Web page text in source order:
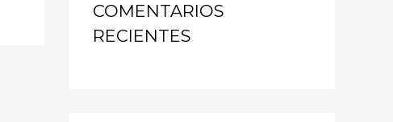
COMENTARIOS
RECIENTES